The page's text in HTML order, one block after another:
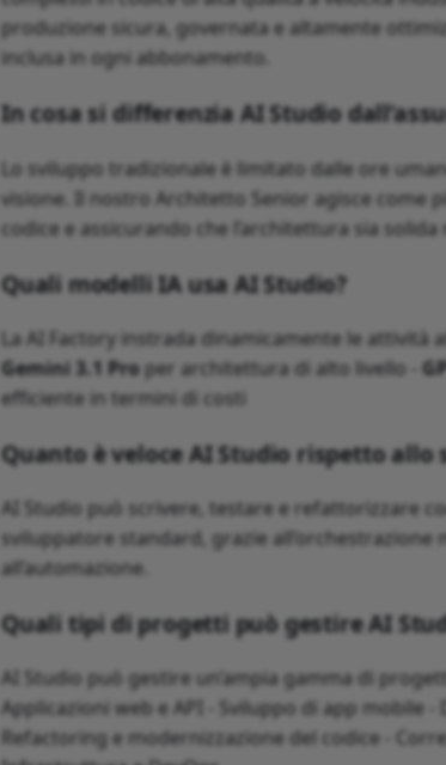
produzione sicura, governata e altamente
inclusa in ogni abbonamento.
In cosa si differenzia AI Studio
Lo sviluppo tradizionale è limitato dalle ore
visione. Il nostro Architetto Senior agisce come
codice e assicurando che l’architettura sia solida
Quali modelli IA usa AI Studio?
La AI Factory instrada dinamicamente le attività
Gemini 3.1 Proper architettura di alto livello -
efficiente in termini di costi
Quanto è veloce AI Studio rispetto
AI Studio può scrivere, testare e refattorizzare
sviluppatore standard, grazie all’orchestrazione
all’automazione.
Quali tipi di progetti può gestire AI
AI Studio può gestire un’ampia gamma di
Applicazioni web e API - Sviluppo di app mobile -
Refactoring e modernizzazione del codice -